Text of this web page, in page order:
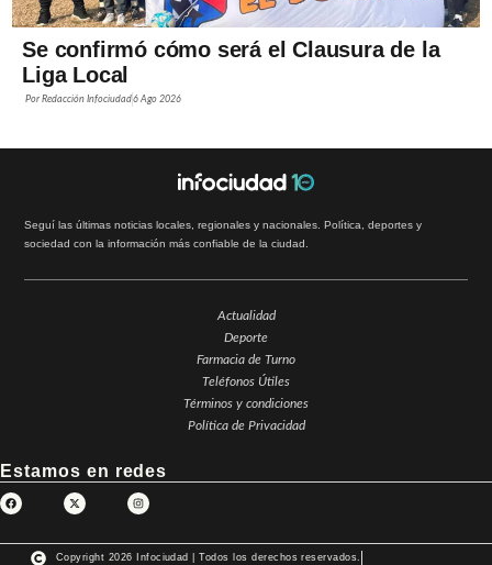
Se confirmó cómo será el Clausura de la
Liga Local
PorRedacción Infociudad6 Ago 2026
Seguí las últimas noticias locales, regionales y nacionales. Política, deportes y
sociedad con la información más confiable de la ciudad.
Actualidad
Deporte
Farmacia de Turno
Teléfonos Útiles
Términos y condiciones
Política de Privacidad
Estamos en redes
Copyright 2026 Infociudad | Todos los derechos reservados.